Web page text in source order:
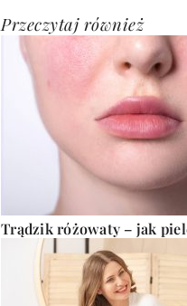
Przeczytaj również
Trądzik różowaty – jak